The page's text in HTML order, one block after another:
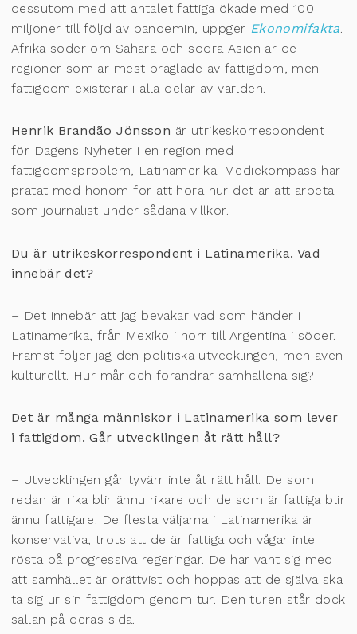
dessutom med att antalet fattiga ökade med 100
miljoner till följd av pandemin, uppger Ekonomifakta.
Afrika söder om Sahara och södra Asien är de
regioner som är mest präglade av fattigdom, men
fattigdom existerar i alla delar av världen.
Henrik Brandão Jönsson är utrikeskorrespondent
för Dagens Nyheter i en region med
fattigdomsproblem, Latinamerika. Mediekompass har
pratat med honom för att höra hur det är att arbeta
som journalist under sådana villkor.
Du är utrikeskorrespondent i Latinamerika. Vad
innebär det?
– Det innebär att jag bevakar vad som händer i
Latinamerika, från Mexiko i norr till Argentina i söder.
Främst följer jag den politiska utvecklingen, men även
kulturellt. Hur mår och förändrar samhällena sig?
Det är många människor i Latinamerika som lever
i fattigdom. Går utvecklingen åt rätt håll?
– Utvecklingen går tyvärr inte åt rätt håll. De som
redan är rika blir ännu rikare och de som är fattiga blir
ännu fattigare. De flesta väljarna i Latinamerika är
konservativa, trots att de är fattiga och vågar inte
rösta på progressiva regeringar. De har vant sig med
att samhället är orättvist och hoppas att de själva ska
ta sig ur sin fattigdom genom tur. Den turen står dock
sällan på deras sida.